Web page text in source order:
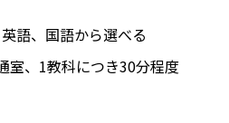
語、国語から選べる
室、1教科につき30分程度